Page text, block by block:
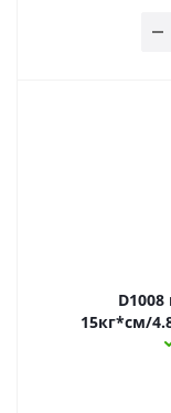
D1008 цифровая сервомашинка